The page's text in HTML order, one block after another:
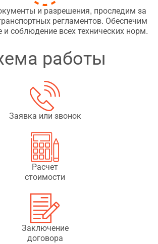
и разрешения, проследим за
регламентов. Обеспечим
соблюдение всех технических норм.
работы
Заявка или звонок
Расчет
стоимости
Заключение
договора